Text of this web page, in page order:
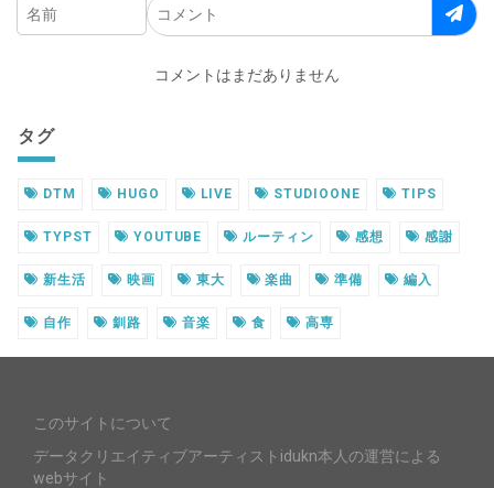
コメントはまだありません
タグ
DTM HUGO LIVE STUDIOONE TIPS
TYPST YOUTUBE ルーティン 感想 感謝
新生活 映画 東大 楽曲 準備 編入
自作 釧路 音楽 食 高専
このサイトについて
データクリエイティブアーティストidukn本人の運営による
webサイト